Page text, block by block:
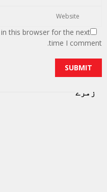
this browser for the next
time I comment.
زمرے